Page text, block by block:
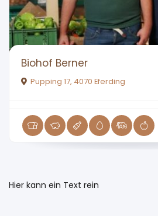
Biohof Berner
Pupping 17, 4070 Eferding
Hier kann ein Text rein